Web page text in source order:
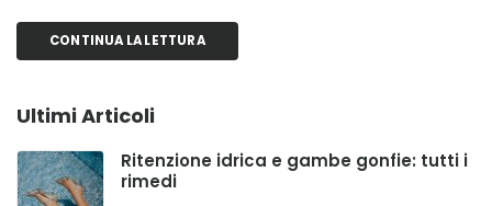
CONTINUA LA LETTURA
Ultimi Articoli
Ritenzione idrica e gambe gonfie: tutti i
rimedi